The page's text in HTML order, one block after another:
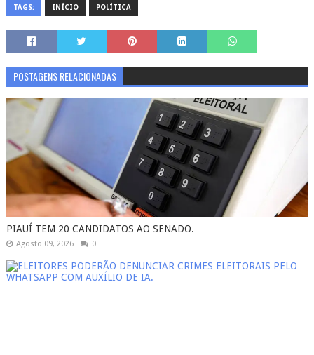
TAGS: INÍCIO POLÍTICA
POSTAGENS RELACIONADAS
PIAUÍ TEM 20 CANDIDATOS AO SENADO.
Agosto 09, 2026 0